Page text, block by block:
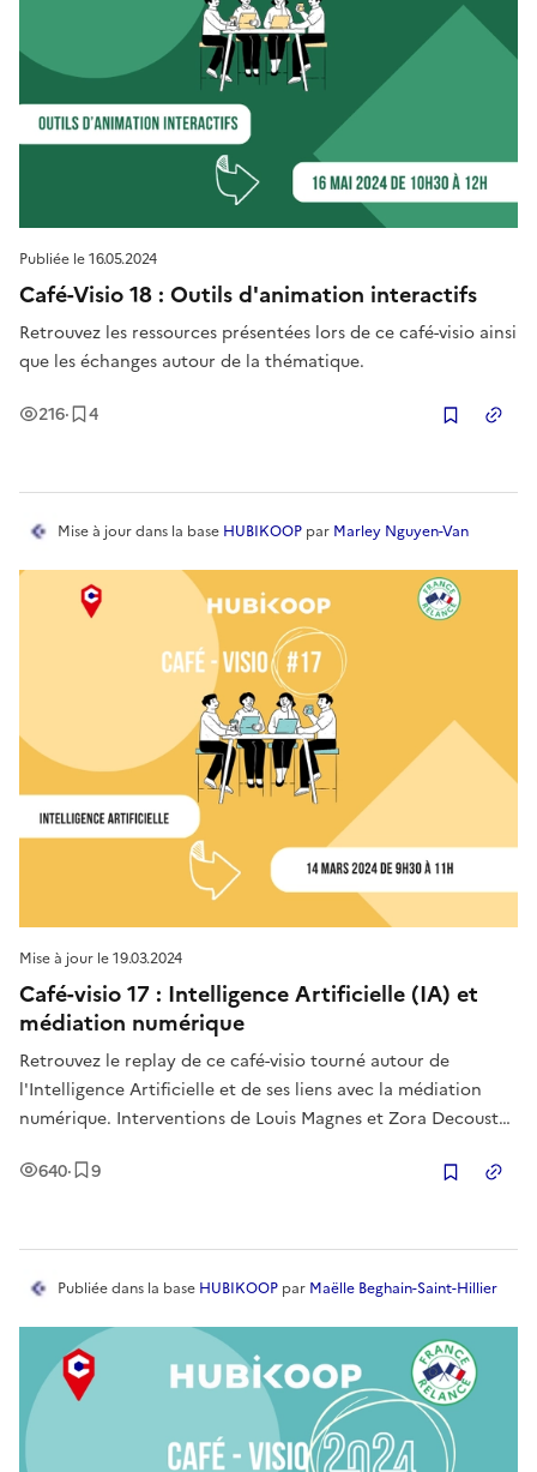
Publiée le16.05.2024
Café-Visio 18 : Outils d'animation interactifs
Retrouvez les ressources présentées lors de ce café-visio ainsi
que les échanges autour de la thématique.
216Vues
· 4Enregistrement
Mise à jour le19.03.2024
Café-visio 17 : Intelligence Artificielle (IA) et
médiation numérique
Retrouvez le replay de ce café-visio tourné autour de
l'Intelligence Artificielle et de ses liens avec la médiation
numérique. Interventions de Louis Magnes et Zora Decoust
Pestourie et Laurent Soler, conseillère et conseiller
640Vues
· 9Enregistrement
Mise à jourdans la base HUBIKOOP par Marley Nguyen-Van
Publiéedans la base HUBIKOOP par Maëlle Beghain-Saint-Hillier